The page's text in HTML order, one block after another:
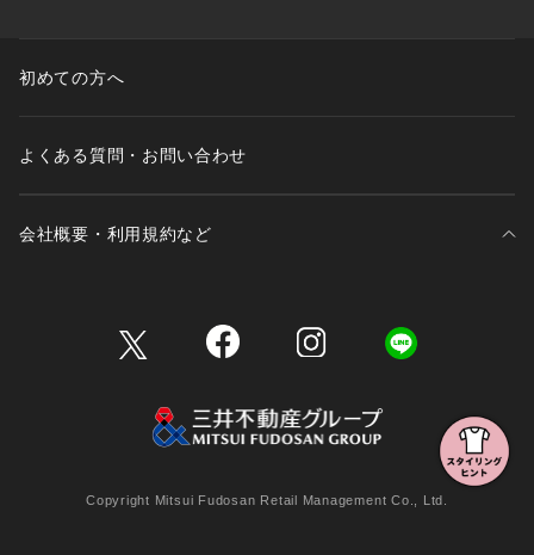
初めての方へ
よくある質問・お問い合わせ
会社概要・利用規約など
Copyright Mitsui Fudosan Retail Management Co., Ltd.